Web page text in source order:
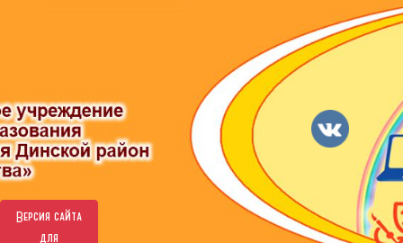
Версия сайта
для